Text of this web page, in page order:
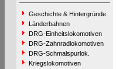
Geschichte & Hintergründe
Länderbahnen
DRG-Einheitslokomotiven
DRG-Zahnradlokomotiven
DRG-Schmalspurlok.
Kriegslokomotiven